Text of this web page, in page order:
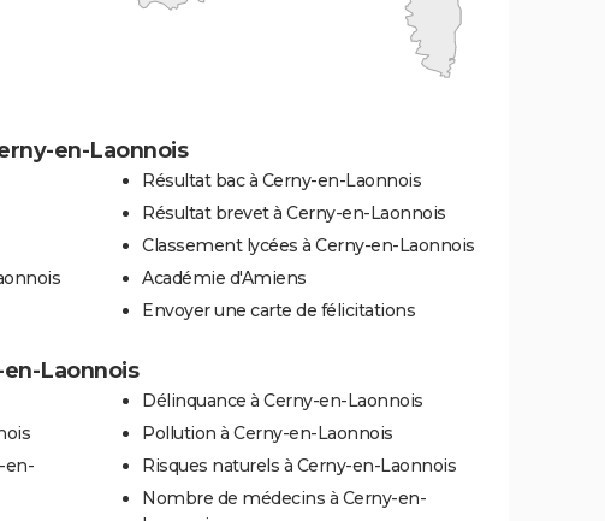
en-Laonnois
Résultat bac à Cerny-en-Laonnois
Résultat brevet à Cerny-en-Laonnois
Classement lycées à Cerny-en-Laonnois
Académie d'Amiens
Envoyer une carte de félicitations
en-Laonnois
en-
Délinquance à Cerny-en-Laonnois
Pollution à Cerny-en-Laonnois
Risques naturels à Cerny-en-Laonnois
Nombre de médecins à Cerny-en-